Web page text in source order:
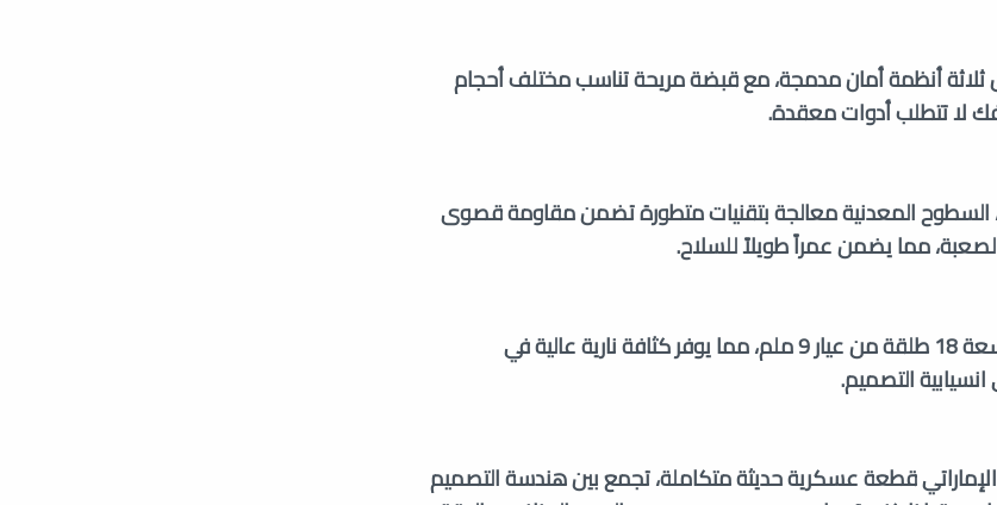
أنظمة أمان مدمجة، مع قبضة مريحة تناسب مختلف أحجام
لا تتطلب أدوات معقدة.
السطوح المعدنية معالجة بتقنيات متطورة تضمن مقاومة قصوى
مما يضمن عمراً طويلاً للسلاح.
يأتي المسدس بمخزن فولاذي سعة 18 طلقة من عيار 9 ملم، مما يوفر كثافة نارية عالية في
التصميم.
باختصار، يعتبر مسدس كراكال F الإماراتي قطعة عسكرية حديثة متكاملة، تجمع بين هندسة التصميم